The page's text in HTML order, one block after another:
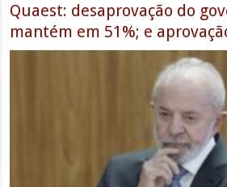
Quaest: desaprovação do
mantém em 51%; e